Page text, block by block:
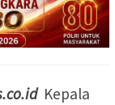
Kepala